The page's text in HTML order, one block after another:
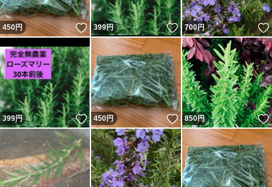
1番お安い発送で、発送しています。
■自己責任で、お願い致します。
こちらは、お客様、ご予約品
です。
4～7日発送と書いてますが、
早めに送れるように、
努力しています。
450円 いいね！
399円 いいね！
700円
399円 いいね！
450円 いいね！
850円